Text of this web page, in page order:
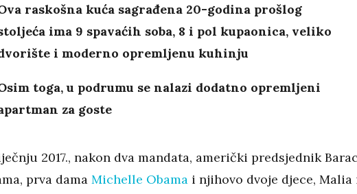
raskošna kuća sagrađena 20-godina prošlog
ima 9 spavaćih soba, 8 i pol kupaonica, veliko
i moderno opremljenu kuhinju
toga, u podrumu se nalazi dodatno opremljeni
za goste
2017., nakon dva mandata, američki predsjednik
prva dama Michelle Obamai njihovo dvoje djece, Malia